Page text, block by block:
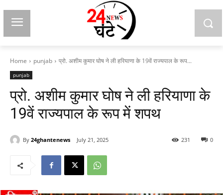
Home punjab प्रो. अशीम कुमार घोष ने ली हरियाणा के 19वें राज्यपाल के रूप...
punjab
प्रो. अशीम कुमार घोष ने ली हरियाणा के
19वें राज्यपाल के रूप में शपथ
By 24ghantenews July 21, 2025 0
231